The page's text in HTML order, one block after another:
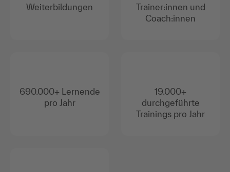
Weiterbildungen
690.000+ Lernende
pro Jahr
Trainer:innen und
Coach:innen
19.000+
durchgeführte
Trainings pro Jahr